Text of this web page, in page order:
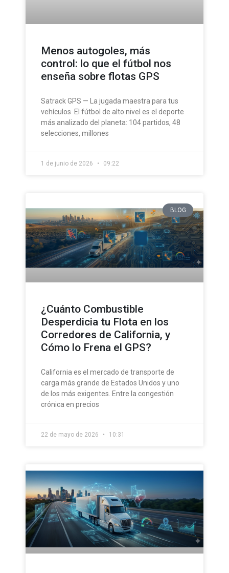
Menos autogoles, más
control: lo que el fútbol nos
enseña sobre flotas GPS
Satrack GPS — La jugada maestra para tus
vehículos El fútbol de alto nivel es el deporte
más analizado del planeta: 104 partidos, 48
selecciones, millones
1 de junio de 2026 09:22
BLOG
¿Cuánto Combustible
Desperdicia tu Flota en los
Corredores de California, y
Cómo lo Frena el GPS?
California es el mercado de transporte de
carga más grande de Estados Unidos y uno
de los más exigentes. Entre la congestión
crónica en precios
22 de mayo de 2026 10:31